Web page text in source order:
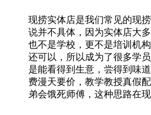
现捞实体店是我们常见的现
说并不具体，因为实体店大
也不是学校，更不是培训机
还可以，所以成为了很多学
是能看得到生意，尝得到味
费漫天要价，教学教授真假
弟会饿死师傅，这种思路在